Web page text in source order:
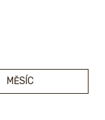
MĚSÍC